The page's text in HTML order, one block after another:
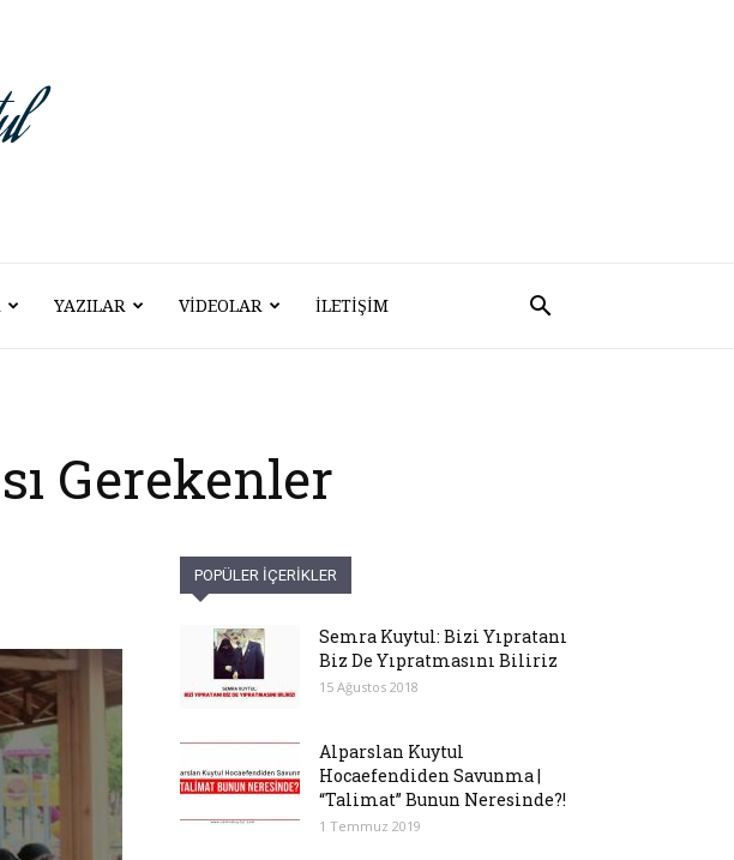
YAZILAR VIDEOLAR İLETIŞIM
Gerekenler
POPÜLER İÇERİKLER
Semra Kuytul: Bizi Yıpratanı
Biz De Yıpratmasını Biliriz
15 Ağustos 2018
Alparslan Kuytul
Hocaefendiden Savunma |
“Talimat” Bunun Neresinde?!
1 Temmuz 2019